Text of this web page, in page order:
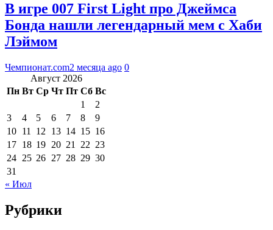
В игре 007 First Light про Джеймса
Бонда нашли легендарный мем с Хаби
Лэймом
Чемпионат.com2 месяца ago 0
Август 2026
Пн Вт Ср Чт Пт Сб Вс
1
2
3
4 5 6 7 8
9
10 11 12 13 14 15 16
17 18 19 20 21 22 23
24 25 26 27 28 29 30
31
« Июл
Рубрики